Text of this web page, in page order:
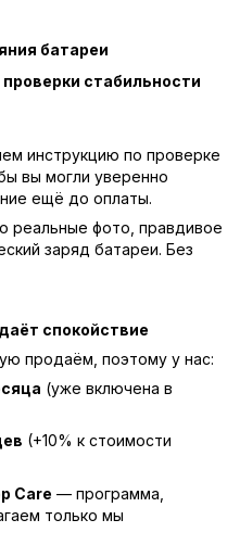
батареи
стабильности
инструкцию по проверке
вы могли уверенно
ещё до оплаты.
реальные фото, правдивое
заряд батареи. Без
спокойствие
продаём, поэтому у нас:
(уже включена в
(+10% к стоимости
Care — программа,
только мы